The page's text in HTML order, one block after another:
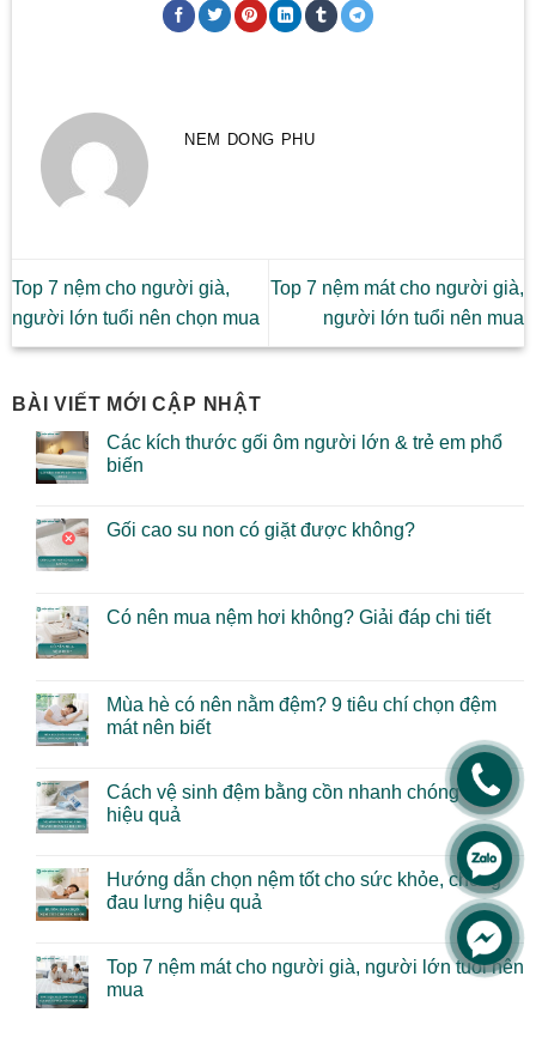
NEM DONG PHU
Top 7 nệm cho người già,
người lớn tuổi nên chọn mua
Top 7 nệm mát cho người già,
người lớn tuổi nên mua
BÀI VIẾT MỚI CẬP NHẬT
Các kích thước gối ôm người lớn & trẻ em phổ
biến
Gối cao su non có giặt được không?
Có nên mua nệm hơi không? Giải đáp chi tiết
Mùa hè có nên nằm đệm? 9 tiêu chí chọn đệm
mát nên biết
Cách vệ sinh đệm bằng cồn nhanh chóng và
hiệu quả
Hướng dẫn chọn nệm tốt cho sức khỏe, chống
đau lưng hiệu quả
Top 7 nệm mát cho người già, người lớn tuổi nên
mua
.
.
.